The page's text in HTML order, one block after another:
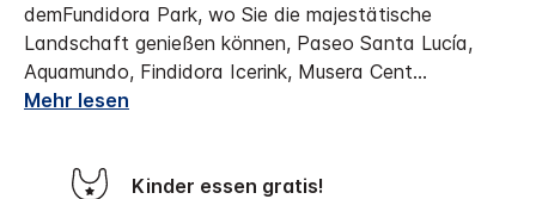
demFundidora Park, wo Sie die majestätische
Landschaft genießen können, Paseo Santa Lucía,
Aquamundo, Findidora Icerink, Musera Cent...
Mehr lesen
Kinder essen gratis!